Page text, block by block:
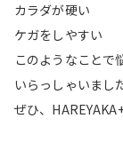
カラダが硬い
ケガをしやすい
このようなことで
いらっしゃいまし
ぜひ、